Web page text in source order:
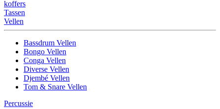
koffers
Tassen
Vellen
Bassdrum Vellen
Bongo Vellen
Conga Vellen
Diverse Vellen
Djembé Vellen
Tom & Snare Vellen
Percussie